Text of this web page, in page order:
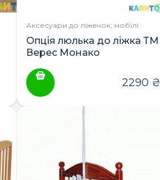
Аксесуари до ліжечок, мобілі
Опція люлька до ліжка ТМ
Верес Монако
2290 ₴